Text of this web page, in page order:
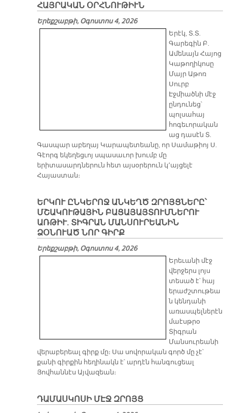
ՀԱՅՐԱԿԱՆ ՕՐՀՆՈՒԹԻՒՆ
Երեքշաբթի, Օգոստոս 4, 2026
Երէկ, Տ.Տ.
Գարեգին Բ.
Ամենայն Հայոց
Կաթողիկոսը
Մայր Աթոռ
Սուրբ
Էջմիածնի մէջ
ընդունեց՝
պոլսահայ
հոգեւորական
աց դասէն Տ.
Գասպար աբեղայ Կարապետեանը, որ Սամաթիոյ Ս.
Գէորգ եկեղեցւոյ սպասաւոր խումբ մը
երիտասարդներուն հետ այսօրերուն կ՚այցելէ
Հայաստան։
ԵՐԿՈՒ ԸՆԿԵՐՈՋ ԱՆԿԵՂԾ ԶՐՈՅՑՆԵՐԸ՝
ՄՇԱԿՈՒԹԱՅԻՆ ԲԱՑԱՅԱՅՏՈՒՄՆԵՐՈՒ
ԱՌԹԻՒ. ՏԻԳՐԱՆ ՄԱՆՍՈՒՐԵԱՆԻՆ
ՁՕՆՈՒԱԾ ՆՈՐ ԳԻՐՔ
Երեքշաբթի, Օգոստոս 4, 2026
Երեւանի մէջ
վերջերս լոյս
տեսած է՝ հայ
երաժշտութեա
ն կենդանի
առասպելներէն
մաէսթրօ
Տիգրան
Մանսուրեանի
վերաբերեալ գիրք մը։ Սա սովորական գործ մը չէ՝
քանի գիրքին հեղինակն է՝ արդէն հանգուցեալ
Յովհաննէս Այվազեան։
ԴԱՄԱՍԿՈՍԻ ՄԷՋ ԶՐՈՅՑ